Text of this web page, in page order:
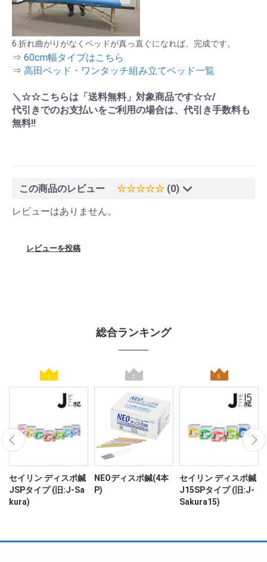
6.折れ曲がりがなくベッドが真っ直ぐになれば、完成です。
⇒ 60cm幅タイプはこちら
⇒ 高田ベッド・ワンタッチ組み立てベッド一覧
＼☆☆こちらは「送料無料」対象商品です☆☆/
代引きでのお支払いをご利用の場合は、代引き手数料も
無料!!
この商品のレビュー ☆☆☆☆☆ (0)
レビューはありません。
レビューを投稿
総合ランキング
セイリン ディスポ鍼
JSPタイプ (旧:J-Sa
kura)
NEOディスポ鍼(4本
P)
セイリン ディスポ鍼
J15SPタイプ (旧:J-
Sakura15)